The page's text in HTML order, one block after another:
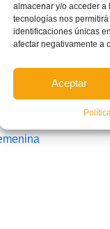
almacenar y/o acceder
tecnologías nos
identificaciones únicas
afectar negativamente a
Aceptar
femenina
se medirá el 24
casa ante CFS
d’Elx, que
Centelles.